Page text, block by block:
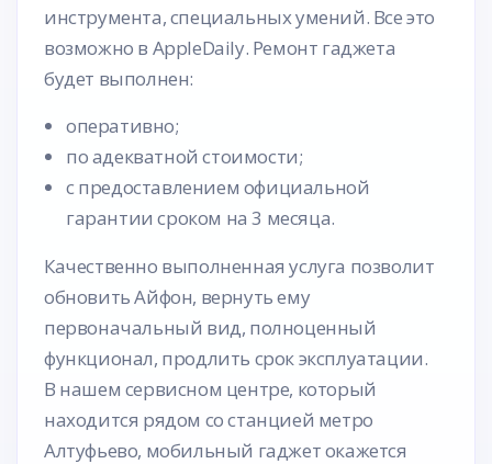
инструмента, специальных умений. Все это
возможно в AppleDaily. Ремонт гаджета
будет выполнен:
оперативно;
по адекватной стоимости;
с предоставлением официальной
гарантии сроком на 3 месяца.
Качественно выполненная услуга позволит
обновить Айфон, вернуть ему
первоначальный вид, полноценный
функционал, продлить срок эксплуатации.
В нашем сервисном центре, который
находится рядом со станцией метро
Алтуфьево, мобильный гаджет окажется